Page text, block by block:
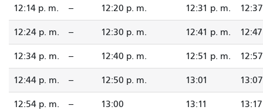
12:14 p. m. -- 12:20 p. m. 12:31 p. m.
12:24 p. m. -- 12:30 p. m. 12:41 p. m.
12:34 p. m. -- 12:40 p. m. 12:51 p. m.
12:44 p. m. -- 12:50 p. m. 13:01 13:07
12:54 p. m. -- 13:00 13:11 13:17